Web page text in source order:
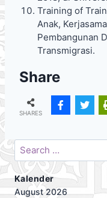
Training of
Anak,
Pembangunan
Transmigrasi.
Share
SHARES
Search
for:
Kalender
August 2026